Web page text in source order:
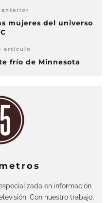
mujeres del universo
artículo
frío de Minnesota
en información
Con nuestro trabajo,